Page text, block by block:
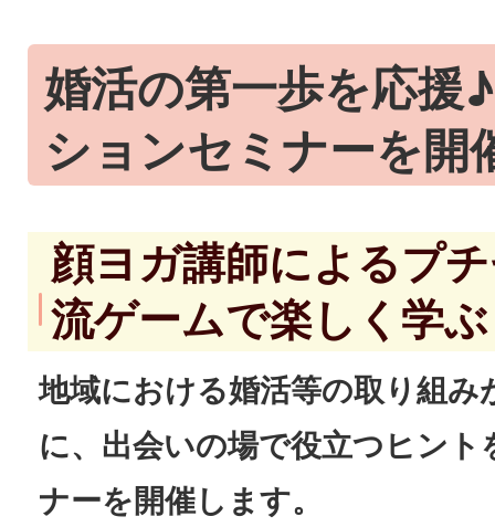
婚活の第一歩を応援
ションセミナーを開
顔ヨガ講師によるプ
流ゲームで楽しく学ぶ
地域における婚活等の取り組み
に、出会いの場で役立つヒン
ナーを開催します。